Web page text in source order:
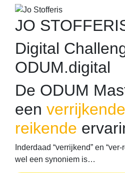
JO
Digital
ODUM.digital
De ODUM
een verrijkende
reikende
Inderdaad “verrijkend” en
wel een synoniem is…